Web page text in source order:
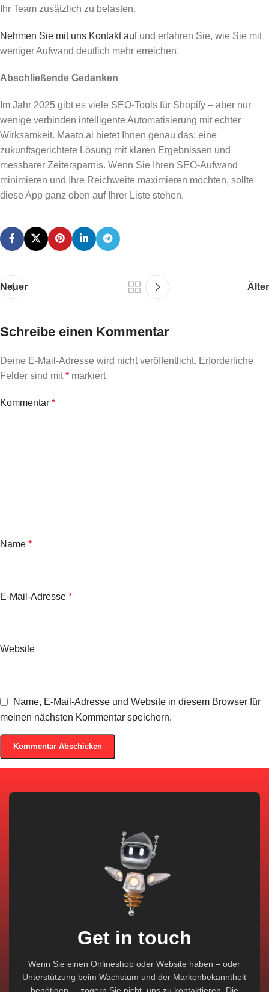
Ihr Team zusätzlich zu belasten.
Nehmen Sie mit uns Kontakt aufund erfahren Sie, wie Sie mit
weniger Aufwand deutlich mehr erreichen.
Abschließende Gedanken
Im Jahr 2025 gibt es viele SEO-Tools für Shopify – aber nur
wenige verbinden intelligente Automatisierung mit echter
Wirksamkeit. Maato.ai bietet Ihnen genau das: eine
zukunftsgerichtete Lösung mit klaren Ergebnissen und
messbarer Zeitersparnis. Wenn Sie Ihren SEO-Aufwand
minimieren und Ihre Reichweite maximieren möchten, sollte
diese App ganz oben auf Ihrer Liste stehen.
Neuer Älter
Schreibe einen Kommentar
Deine E-Mail-Adresse wird nicht veröffentlicht. Erforderliche
Felder sind mit* markiert
Kommentar *
Name *
E-Mail-Adresse *
Website
Name, E-Mail-Adresse und Website in diesem Browser für
meinen nächsten Kommentar speichern.
Get in touch
Wenn Sie einen Onlineshop oder Website haben – oder
Unterstützung beim Wachstum und der Markenbekanntheit